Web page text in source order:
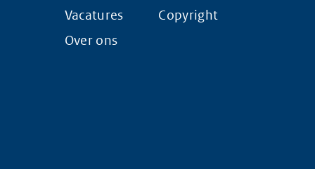
Vacatures
Over ons
Copyright